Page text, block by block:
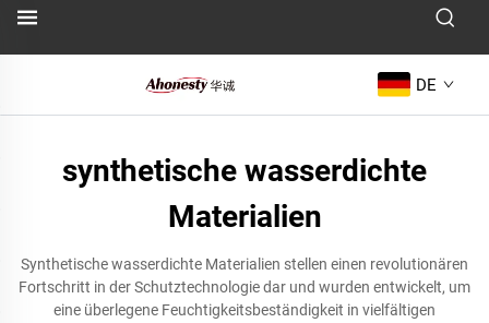
DE
synthetische wasserdichte
Materialien
Synthetische wasserdichte Materialien stellen einen revolutionären
Fortschritt in der Schutztechnologie dar und wurden entwickelt, um
eine überlegene Feuchtigkeitsbeständigkeit in vielfältigen